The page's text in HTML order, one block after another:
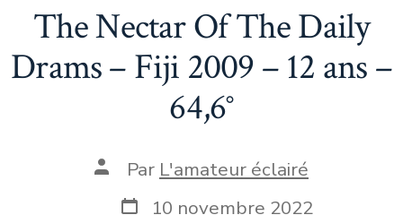
The Nectar Of The Daily
Drams – Fiji 2009 – 12 ans –
64,6°
Auteur
Par L'amateur éclairé
Date10 novembre 2022